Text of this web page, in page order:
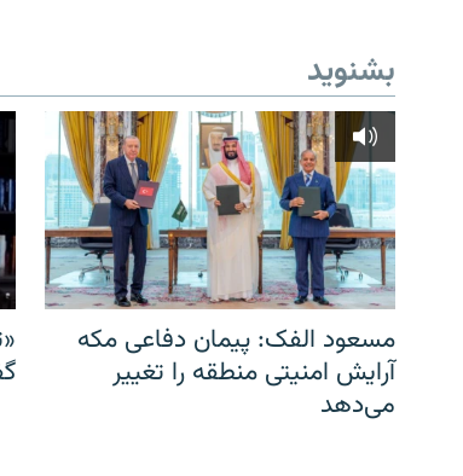
بشنوید
مسعود الفک: پیمان دفاعی مکه
آرایش امنیتی منطقه را تغییر
می‌دهد